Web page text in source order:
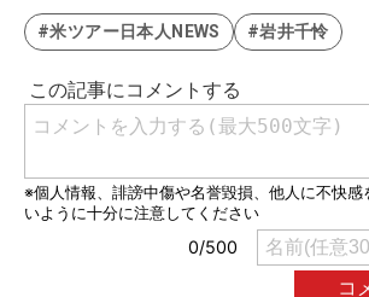
#米ツアー日本人NEWS #岩井千怜